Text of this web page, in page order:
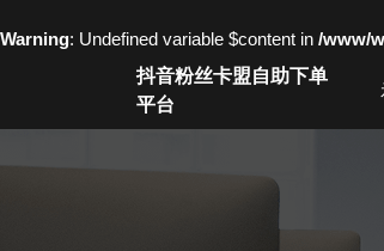
Warning: Undefined variable $content in /www/
抖音粉丝卡盟自助下单
平台